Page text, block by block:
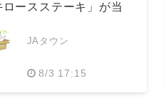
ロースステーキ」が当
JAタウン
8/3 17:15